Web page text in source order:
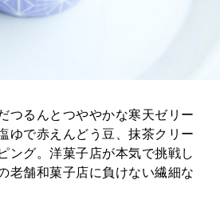
つるんとつややかな寒天ゼリー
ゆで赤えんどう豆、抹茶クリー
ング。洋菓子店が本気で挑戦し
老舗和菓子店に負けない繊細な